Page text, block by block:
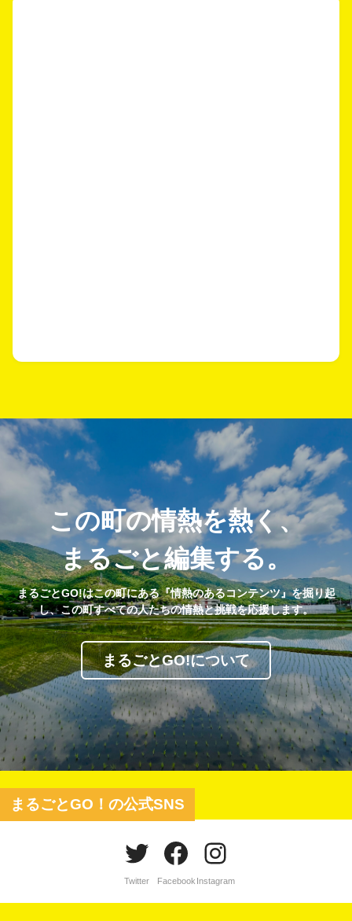
この町の情熱を熱く、
まるごと編集する。
まるごとGO!はこの町にある『情熱のあるコンテンツ』を掘り起
し、この町すべての人たちの情熱と挑戦を応援します。
まるごとGO!について
まるごとGO！の公式SNS